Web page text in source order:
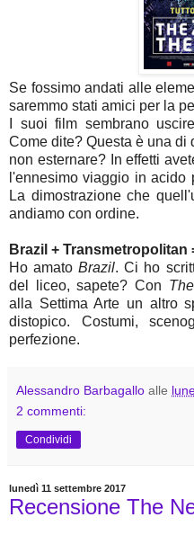
Se fossimo andati alle
saremmo stati amici per la
I suoi film sembrano
Come dite? Questa è una
non esternare? In effetti
l'ennesimo viaggio in acido
La dimostrazione che
andiamo con ordine.
Brazil + Transmetropolitan
Ho amatoBrazil. Ci ho
del liceo, sapete? Con
alla Settima Arte un altro
distopico. Costumi,
perfezione.
Alessandro Barbagallo alle
2 commenti:
Condividi
lunedì 11 settembre 2017
Recensione The